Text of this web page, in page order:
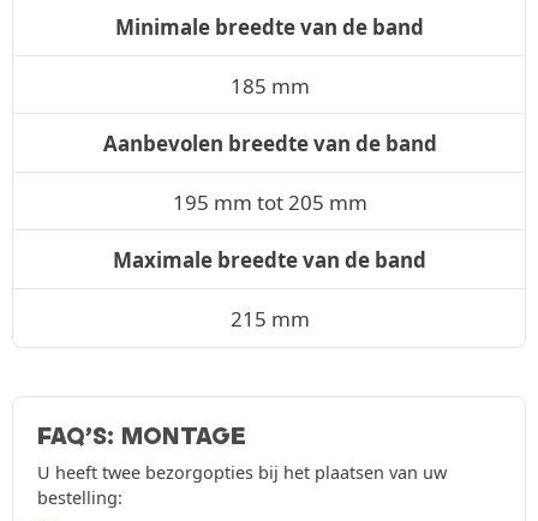
Minimale breedte van de band
185 mm
Aanbevolen breedte van de band
195 mm tot 205 mm
Maximale breedte van de band
215 mm
FAQ’S: MONTAGE
U heeft twee bezorgopties bij het plaatsen van uw
bestelling: